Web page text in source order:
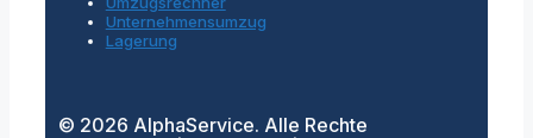
Unternehmensumzug
Lagerung
© 2026 AlphaService. Alle Rechte